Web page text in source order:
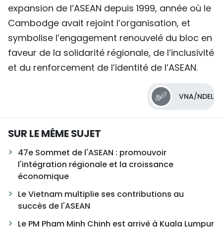
expansion de l’ASEAN depuis 1999, année où le
Cambodge avait rejoint l’organisation, et
symbolise l’engagement renouvelé du bloc en
faveur de la solidarité régionale, de l’inclusivité
et du renforcement de l’identité de l’ASEAN.
VNA/NDEL
SUR LE MÊME SUJET
47e Sommet de l'ASEAN : promouvoir
l'intégration régionale et la croissance
économique
Le Vietnam multiplie ses contributions au
succès de l'ASEAN
Le PM Pham Minh Chinh est arrivé à Kuala Lumpur